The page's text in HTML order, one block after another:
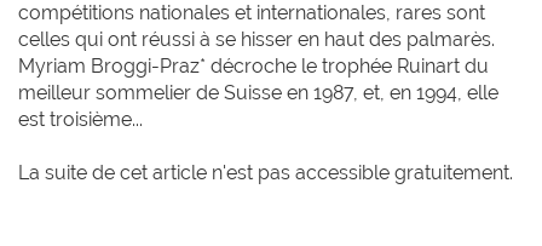
compétitions nationales et internationales, rares sont
celles qui ont réussi à se hisser en haut des palmarès.
Myriam Broggi-Praz* décroche le trophée Ruinart du
meilleur sommelier de Suisse en 1987, et, en 1994, elle
est troisième...
La suite de cet article n'est pas accessible gratuitement.